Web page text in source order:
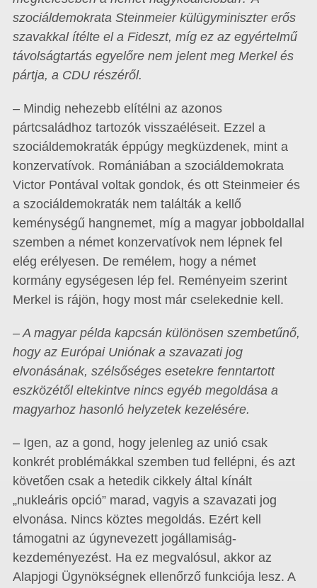
szociáldemokrata Steinmeier külügyminiszter erős
szavakkal ítélte el a Fideszt, míg ez az egyértelmű
távolságtartás egyelőre nem jelent meg Merkel és
pártja, a CDU részéről.
– Mindig nehezebb elítélni az azonos
pártcsaládhoz tartozók visszaéléseit. Ezzel a
szociáldemokraták éppúgy megküzdenek, mint a
konzervatívok. Romániában a szociáldemokrata
Victor Pontával voltak gondok, és ott Steinmeier és
a szociáldemokraták nem találták a kellő
keménységű hangnemet, míg a magyar jobboldallal
szemben a német konzervatívok nem lépnek fel
elég erélyesen. De remélem, hogy a német
kormány egységesen lép fel. Reményeim szerint
Merkel is rájön, hogy most már cselekednie kell.
– A magyar példa kapcsán különösen szembetűnő,
hogy az Európai Uniónak a szavazati jog
elvonásának, szélsőséges esetekre fenntartott
eszközétől eltekintve nincs egyéb megoldása a
magyarhoz hasonló helyzetek kezelésére.
– Igen, az a gond, hogy jelenleg az unió csak
konkrét problémákkal szemben tud fellépni, és azt
követően csak a hetedik cikkely által kínált
„nukleáris opció” marad, vagyis a szavazati jog
elvonása. Nincs köztes megoldás. Ezért kell
támogatni az úgynevezett jogállamiság-
kezdeményezést. Ha ez megvalósul, akkor az
Alapjogi Ügynökségnek ellenőrző funkciója lesz. A